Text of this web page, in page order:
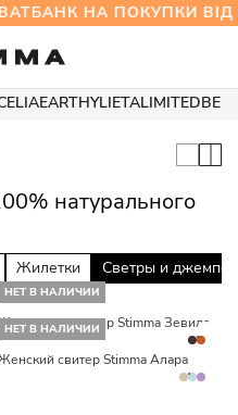
НА
EARTHYLIETALIMITED
натурального
Жилетки Светры и
НЕТ В НАЛИЧИИ
джемпер Stimma Зевила
НЕТ В НАЛИЧИИ
свитер Stimma Алара